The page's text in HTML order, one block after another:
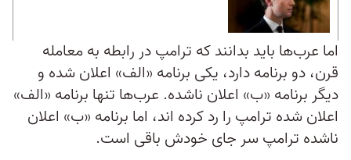
اما عرب‌ها باید بدانند که ترامپ در رابطه به معامله
قرن، دو برنامه دارد، یکی برنامه «الف» اعلان شده و
دیگر برنامه «ب» اعلان ناشده. عرب‌ها تنها برنامه «الف»
اعلان شده ترامپ را رد کرده اند، اما برنامه «ب» اعلان
ناشده ترامپ سر جای خودش باقی است.